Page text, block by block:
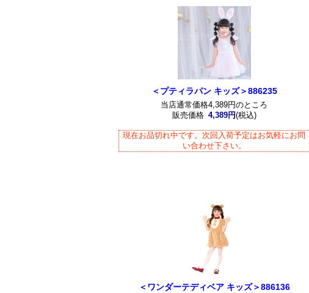
＜プティラパン キッズ＞886235
当店通常価格4,389円のところ
販売価格 4,389円(税込)
現在お品切れ中です。次回入荷予定はお気軽にお問
い合わせ下さい。
＜ワンダーテディベア キッズ＞886136